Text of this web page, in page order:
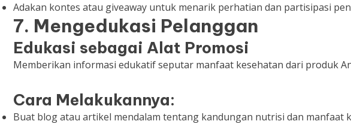
Adakan kontes atau giveaway untuk menarik perhatian dan partisipasi
7. Mengedukasi Pelanggan
Edukasi sebagai Alat Promosi
Memberikan informasi edukatif seputar manfaat kesehatan dari produk
Cara Melakukannya:
Buat blog atau artikel mendalam tentang kandungan nutrisi dan manfaat